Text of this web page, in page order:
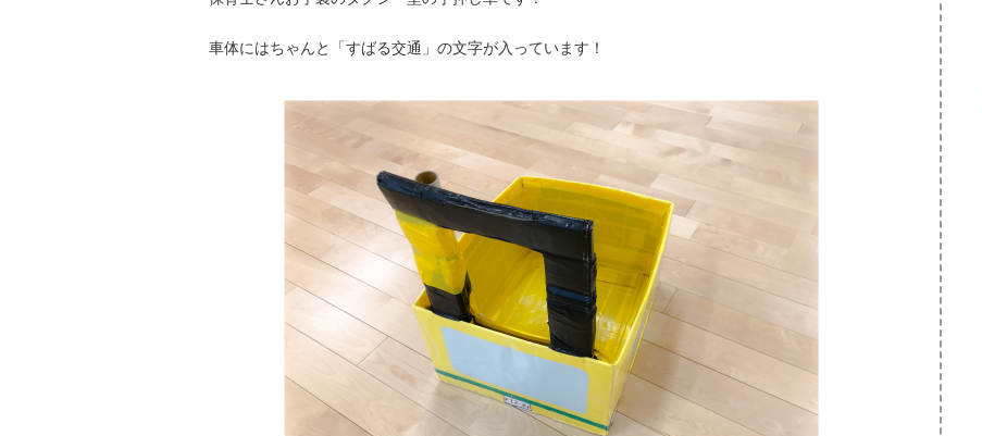
車体にはちゃんと「すばる交通」の文字が入っています！